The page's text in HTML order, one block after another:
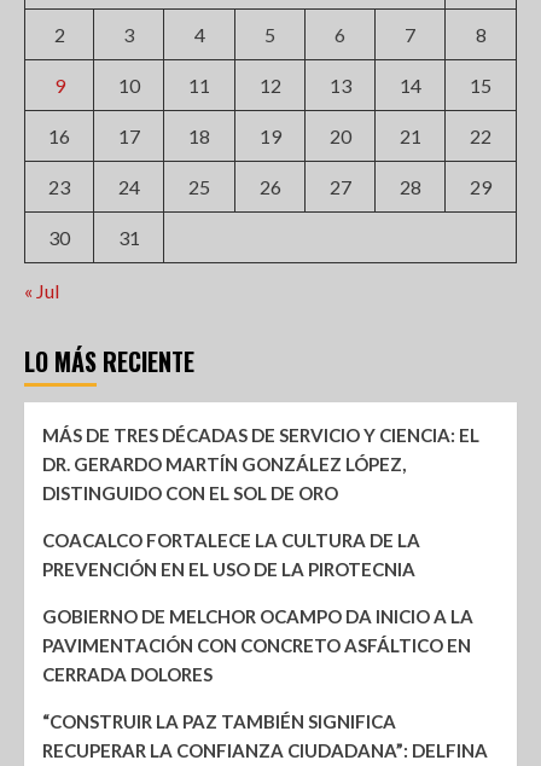
2 3 4 5 6 7 8
9 10 11 12 13 14 15
16 17 18 19 20 21 22
23 24 25 26 27 28 29
30 31
« Jul
LO MÁS RECIENTE
MÁS DE TRES DÉCADAS DE SERVICIO Y CIENCIA: EL
DR. GERARDO MARTÍN GONZÁLEZ LÓPEZ,
DISTINGUIDO CON EL SOL DE ORO
COACALCO FORTALECE LA CULTURA DE LA
PREVENCIÓN EN EL USO DE LA PIROTECNIA
GOBIERNO DE MELCHOR OCAMPO DA INICIO A LA
PAVIMENTACIÓN CON CONCRETO ASFÁLTICO EN
CERRADA DOLORES
“CONSTRUIR LA PAZ TAMBIÉN SIGNIFICA
RECUPERAR LA CONFIANZA CIUDADANA”: DELFINA